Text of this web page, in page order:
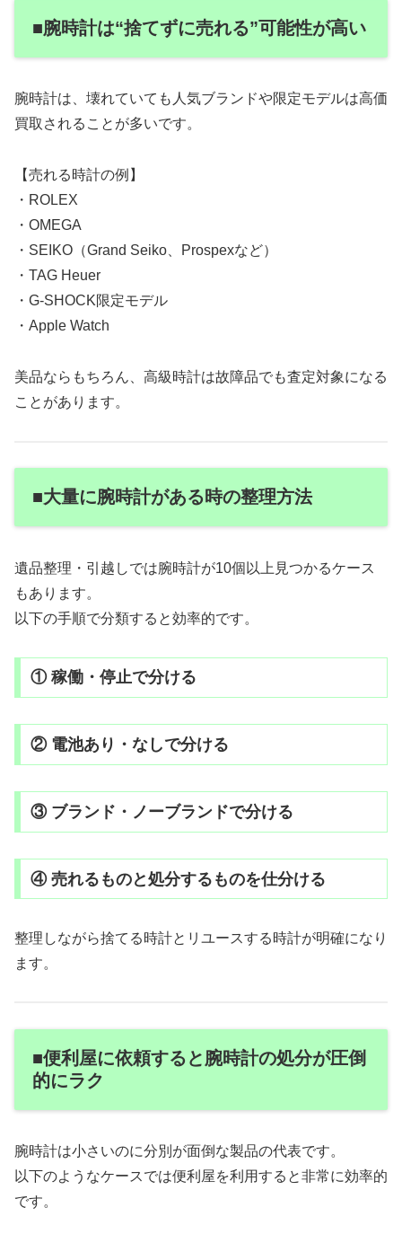
■腕時計は“捨てずに売れる”可能性が高い
腕時計は、壊れていても人気ブランドや限定モデルは高価
買取されることが多いです。
【売れる時計の例】
・ROLEX
・OMEGA
・SEIKO（Grand Seiko、Prospexなど）
・TAG Heuer
・G-SHOCK限定モデル
・Apple Watch
美品ならもちろん、高級時計は故障品でも査定対象になる
ことがあります。
■大量に腕時計がある時の整理方法
遺品整理・引越しでは腕時計が10個以上見つかるケース
もあります。
以下の手順で分類すると効率的です。
① 稼働・停止で分ける
② 電池あり・なしで分ける
③ ブランド・ノーブランドで分ける
④ 売れるものと処分するものを仕分ける
整理しながら捨てる時計とリユースする時計が明確になり
ます。
■便利屋に依頼すると腕時計の処分が圧倒
的にラク
腕時計は小さいのに分別が面倒な製品の代表です。
以下のようなケースでは便利屋を利用すると非常に効率的
です。